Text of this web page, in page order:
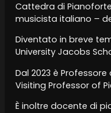
Cattedra di
musicista italiano –
Diventato in breve
University Jacobs
Dal 2023 è
Visiting Professor of
È inoltre docente di